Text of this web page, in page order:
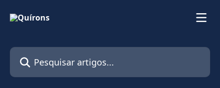
Pesquisar artigos...